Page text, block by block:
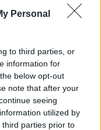
Personal
to third parties, or
information for
below opt-out
note that after your
seeing
utilized by
parties prior to